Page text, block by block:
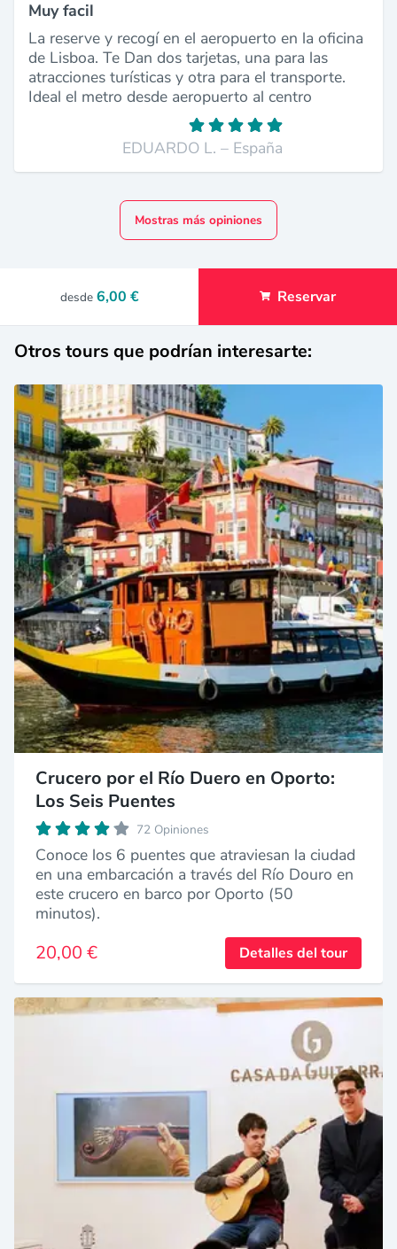
Muy facil
La reserve y recogí en el aeropuerto en la oficina
de Lisboa. Te Dan dos tarjetas, una para las
atracciones turísticas y otra para el transporte.
Ideal el metro desde aeropuerto al centro
EDUARDO L. – España
Mostras más opiniones
desde 6,00 € Reservar
Otros tours que podrían interesarte:
Crucero por el Río Duero en Oporto:
Los Seis Puentes
72 Opiniones
Conoce los 6 puentes que atraviesan la ciudad
en una embarcación a través del Río Douro en
este crucero en barco por Oporto (50
minutos).
20,00 € Detalles del tour